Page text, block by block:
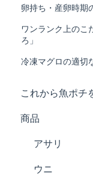
卵持ち・産卵時期
ワンランク上のこ
ろ」
冷凍マグロの適切
これから魚ポチ
商品
アサリ
ウニ